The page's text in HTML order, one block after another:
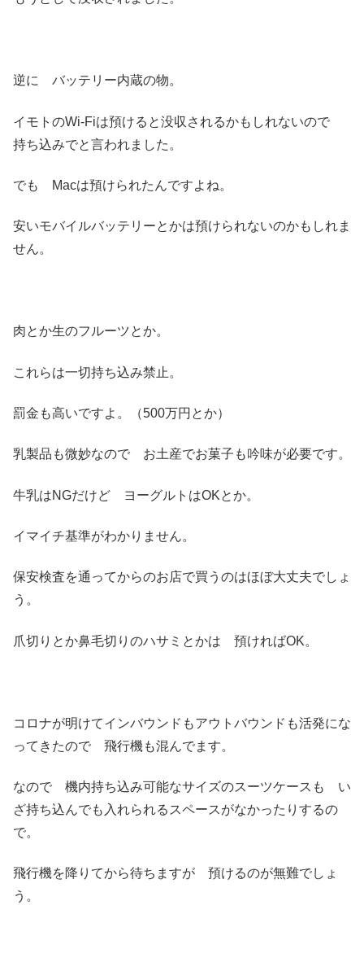
逆に バッテリー内蔵の物。
イモトのWi-Fiは預けると没収されるかもしれないので
持ち込みでと言われました。
でも Macは預けられたんですよね。
安いモバイルバッテリーとかは預けられないのかもしれま
せん。
肉とか生のフルーツとか。
これらは一切持ち込み禁止。
罰金も高いですよ。（500万円とか）
乳製品も微妙なので お土産でお菓子も吟味が必要です。
牛乳はNGだけど ヨーグルトはOKとか。
イマイチ基準がわかりません。
保安検査を通ってからのお店で買うのはほぼ大丈夫でしょ
う。
爪切りとか鼻毛切りのハサミとかは 預ければOK。
コロナが明けてインバウンドもアウトバウンドも活発にな
ってきたので 飛行機も混んでます。
なので 機内持ち込み可能なサイズのスーツケースも い
ざ持ち込んでも入れられるスペースがなかったりするの
で。
飛行機を降りてから待ちますが 預けるのが無難でしょ
う。